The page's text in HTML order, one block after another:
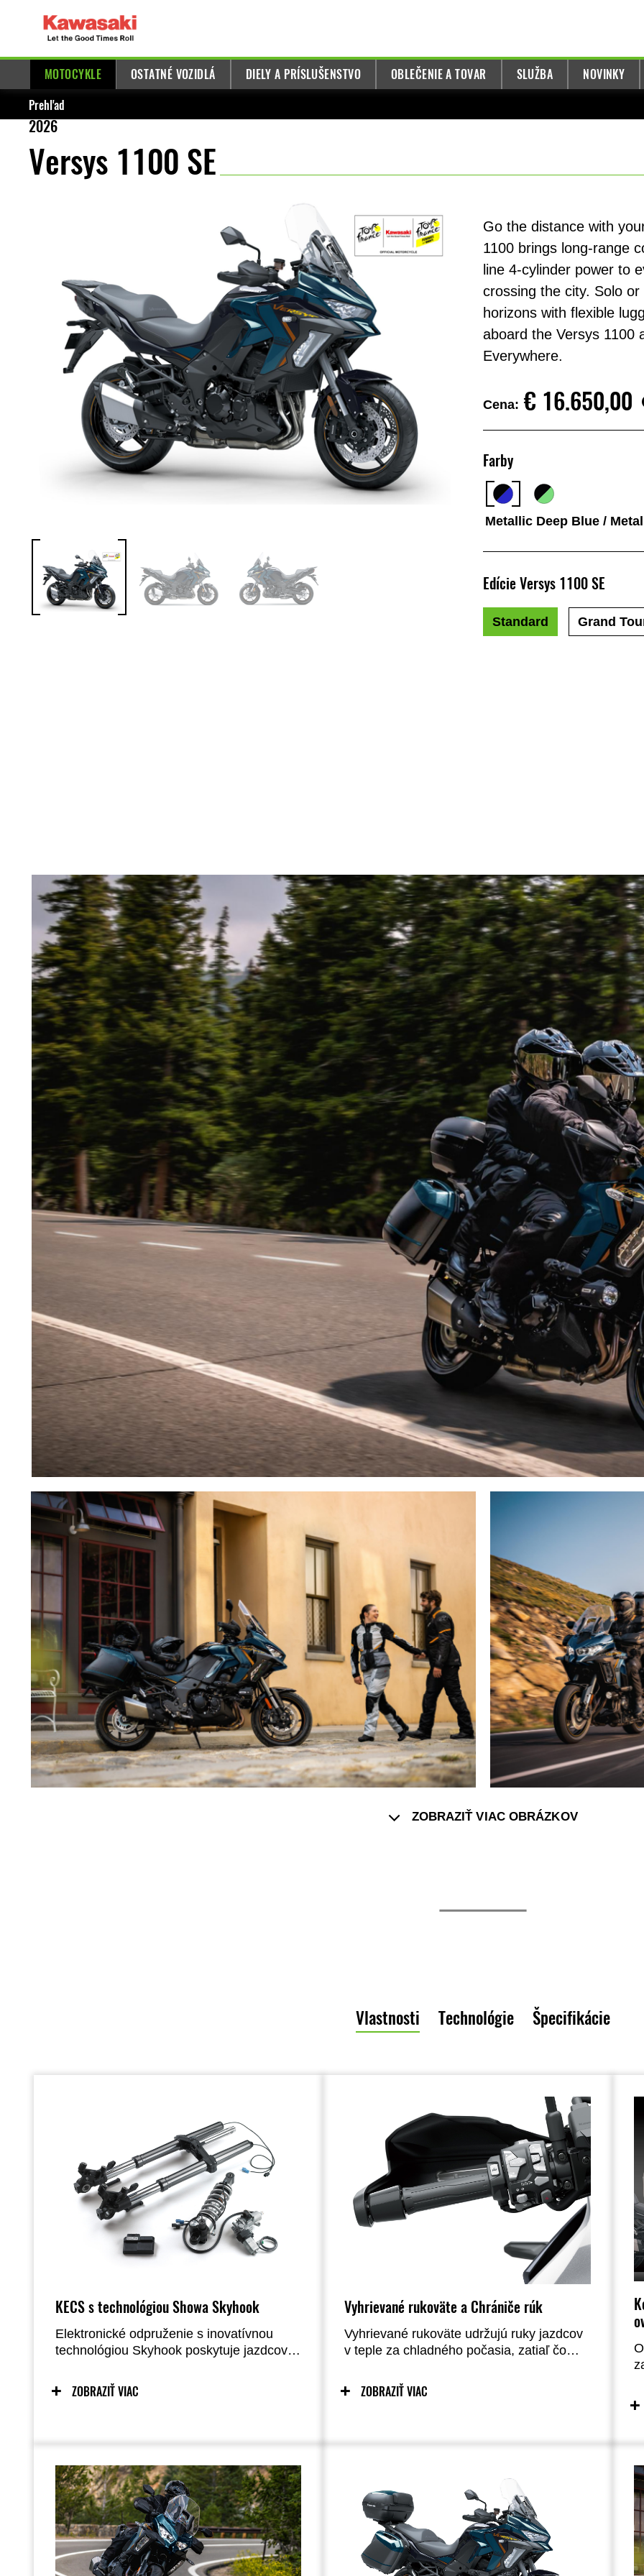
MOTOCYKLE OSTATNÉ VOZIDLÁ DIELY A PRÍSLUŠENSTVO OBLEČENIE A TOVAR SLUŽBA NOVINKY
Prehľad
2026
Versys 1100 SE
Go the distance with
1100 brings long-range
line 4-cylinder power to
crossing the city. Solo
horizons with flexible
aboard the Versys 1100
Everywhere.
Cena: €‎ 16.650,00
Farby
Metallic Deep Blue /
Edície Versys 1100 SE
Standard Grand
ZOBRAZIŤ VIAC OBRÁZKOV
Vlastnosti Technológie Špecifikácie
KECS s technológiou Showa Skyhook
Elektronické odpruženie s inovatívnou
technológiou Skyhook poskytuje jazdcovi a
prispieva k väčšiemu pohodliu a radosti z
jazdy.
ZOBRAZIŤ VIAC
Vyhrievané rukoväte a Chrániče rúk
Vyhrievané rukoväte udržujú ruky jazdcov
v teple za chladného počasia, zatiaľ čo
vetrom, čo ďalej prispieva k pohodliu.
ZOBRAZIŤ VIAC